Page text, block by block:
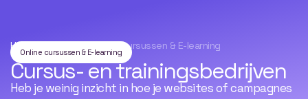
Home\Branches\Online cursussen & E-learning
Online cursussen & E-learning
Cursus- en trainingsbedrijven
Heb je weinig inzicht in hoe je websites of campagnes